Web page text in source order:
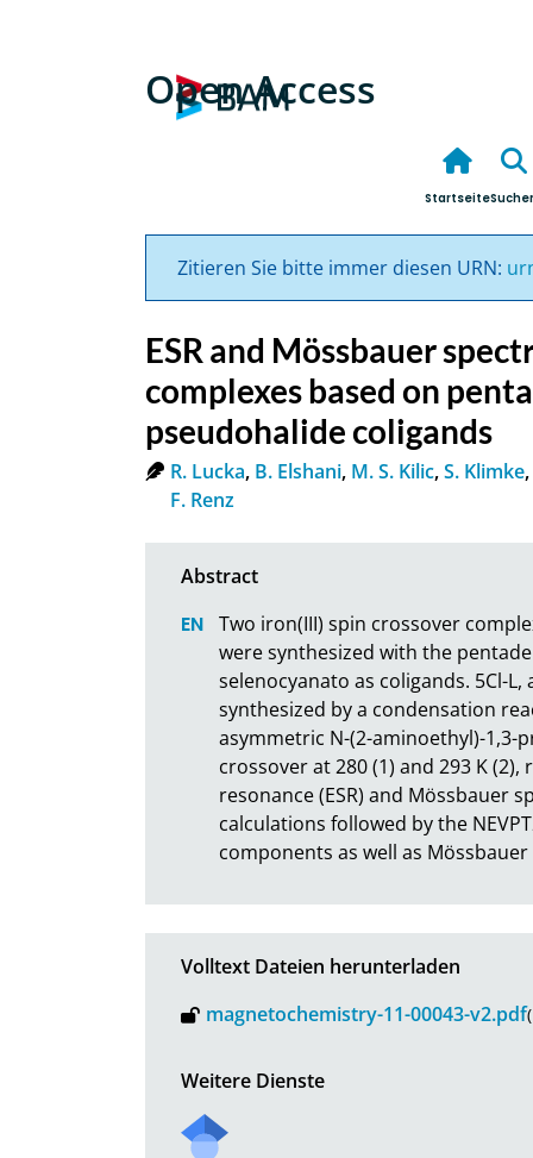
Open Access
Startseite
Zitieren Sie bitte immer diesen URN:
ESR and Mössbauer
complexes based on
pseudohalide coligands
R. Lucka, B. Elshani, M. S. Kilic,S. Klimke,
F. Renz
Two iron(III) spin crossover
were synthesized with the
selenocyanato as coligands. 5Cl-
synthesized by a condensation
asymmetric N-(2-aminoethyl)-1,3-
crossover at 280 (1) and 293 K
resonance (ESR) and Mössbauer
calculations followed by the
components as well as
Volltext Dateien herunterladen
magnetochemistry-11-00043-v2.pdf
Weitere Dienste